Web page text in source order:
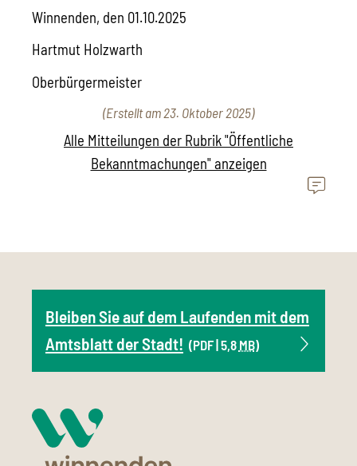
Winnenden, den 01.10.2025
Hartmut Holzwarth
Oberbürgermeister
(Erstellt am 23. Oktober 2025)
Alle Mitteilungen der Rubrik "Öffentliche
Bekanntmachungen" anzeigen
Bleiben Sie auf dem Laufenden mit dem
Amtsblatt der Stadt! (PDF | 5,8 MB)